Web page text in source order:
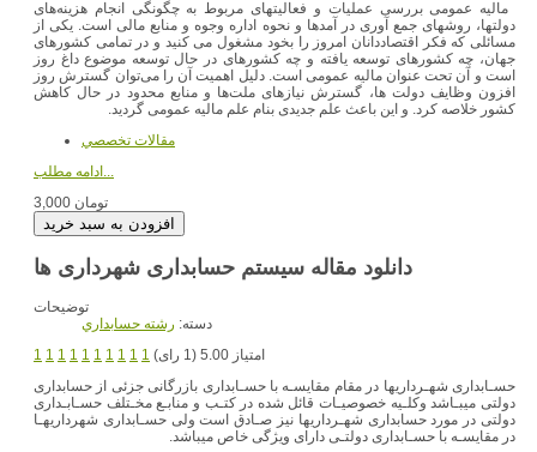
مالیه عمومی بررسی عملیات و فعالیتهای مربوط به چگونگی انجام هزینه‌های
دولتها، روشهای جمع آوری در آمدها و نحوه اداره وجوه و منابع مالی است. یکی از
مسائلی که فکر اقتصاددانان امروز را بخود مشغول می کنید و در تمامی کشورهای
جهان، چه کشورهای توسعه یافته و چه کشورهای در حال توسعه موضوع داغ روز
است و آن تحت عنوان مالیه عمومی است. دلیل اهمیت آن را می‌توان گسترش روز
افزون وظایف دولت ها، گسترش نیازهای ملت‌ها و منابع محدود در حال کاهش
کشور خلاصه کرد. و این باعث علم جدیدی بنام علم مالیه عمومی گردید.
مقالات تخصصي
ادامه مطلب...
3,000 تومان
دانلود مقاله سیستم حسابداری شهرداری ها
توضیحات
دسته: رشته حسابداري
1 1 1 1 1 1 1 1 1 1
امتیاز 5.00 (1 رای)
حسـابداری شهـرداریها در مقام مقایسـه با حسـابداری بازرگانی جزئی از حسابداری
دولتی میبـاشد وکلـیه خصوصیـات قائل شده در کتـب و منابـع مخـتلف حسـابـداری
دولتی در مورد حسابداری شهـرداریها نیز صـادق است ولی حسـابداری شهرداریهـا
در مقایسـه با حسـابداری دولتـی دارای ویژگی خاص میباشد.